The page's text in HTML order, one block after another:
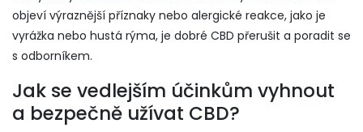
objeví výraznější příznaky nebo alergické reakce, jako je
vyrážka nebo hustá rýma, je dobré CBD přerušit a poradit se
s odborníkem.
Jak se vedlejším účinkům vyhnout
a bezpečně užívat CBD?